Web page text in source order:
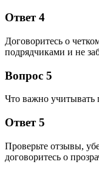
Ответ 4
Договоритесь о
подрядчиками и не
Вопрос 5
Что важно учитывать
Ответ 5
Проверьте отзывы,
договоритесь о